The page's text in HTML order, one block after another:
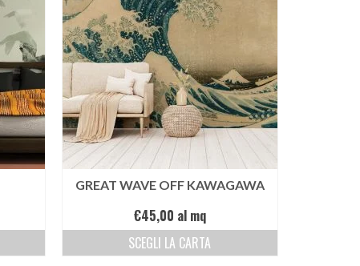
GREAT WAVE OFF KAWAGAWA
€45,00 al mq
SCEGLI LA CARTA